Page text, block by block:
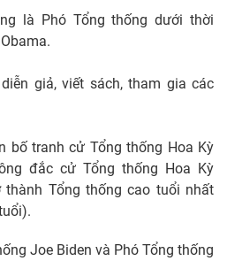
là Phó Tổng thống dưới thời
giả, viết sách, tham gia các
bố tranh cử Tổng thống Hoa Kỳ
đắc cử Tổng thống Hoa Kỳ
thành Tổng thống cao tuổi nhất
Joe Biden và Phó Tổng thống